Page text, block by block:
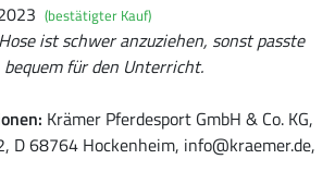
(bestätigter Kauf)
ist schwer anzuziehen, sonst passte
bequem für den Unterricht.
Krämer Pferdesport GmbH & Co. KG,
D 68764 Hockenheim, info@kraemer.de,